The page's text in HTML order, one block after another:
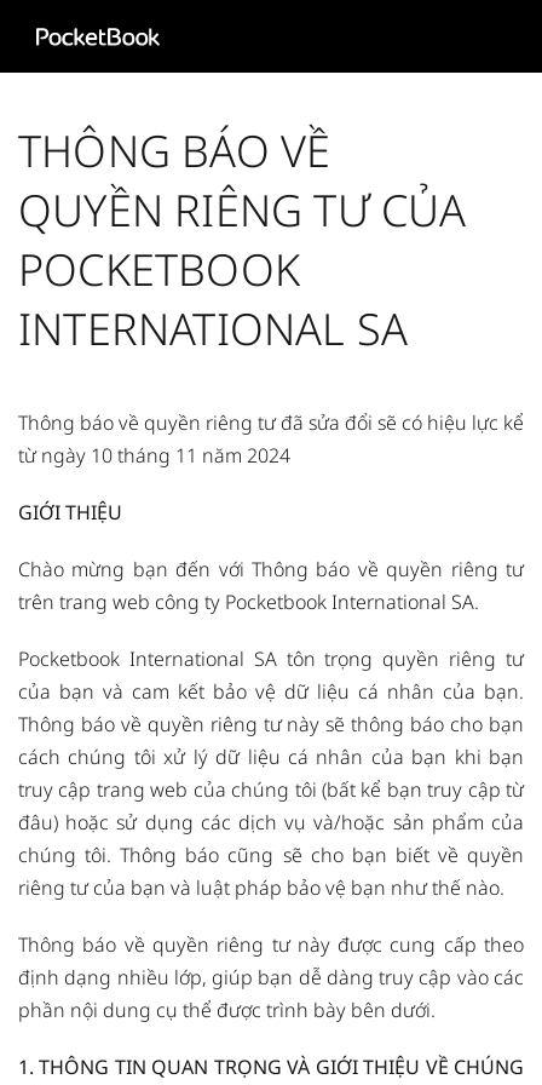
HD
THÔNG BÁO VỀ
QUYỀN RIÊNG TƯ CỦA
POCKETBOOK
INTERNATIONAL SA
Thông báo về quyền riêng tư đã sửa đổi sẽ có hiệu lực kể
từ ngày 10 tháng 11 năm 2024
GIỚI THIỆU
Chào mừng bạn đến với Thông báo về quyền riêng tư
trên trang web công ty Pocketbook International SA.
Pocketbook International SA tôn trọng quyền riêng tư
của bạn và cam kết bảo vệ dữ liệu cá nhân của bạn.
Thông báo về quyền riêng tư này sẽ thông báo cho bạn
cách chúng tôi xử lý dữ liệu cá nhân của bạn khi bạn
truy cập trang web của chúng tôi (bất kể bạn truy cập từ
đâu) hoặc sử dụng các dịch vụ và/hoặc sản phẩm của
chúng tôi. Thông báo cũng sẽ cho bạn biết về quyền
riêng tư của bạn và luật pháp bảo vệ bạn như thế nào.
Thông báo về quyền riêng tư này được cung cấp theo
định dạng nhiều lớp, giúp bạn dễ dàng truy cập vào các
phần nội dung cụ thể được trình bày bên dưới.
1.THÔNG TIN QUAN TRỌNG VÀ GIỚI THIỆU VỀ CHÚNG